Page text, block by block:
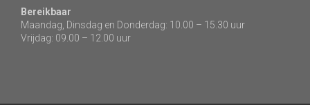
Bereikbaar
Maandag, Dinsdag en Donderdag: 10.00 – 15.30 uur
Vrijdag: 09.00 – 12.00 uur